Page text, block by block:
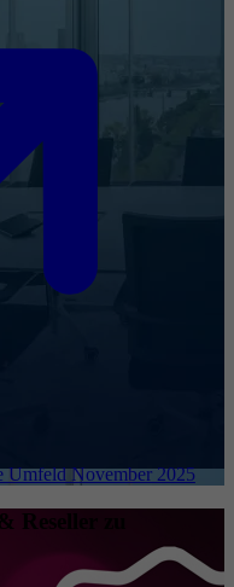
Umfeld November 2025
zu